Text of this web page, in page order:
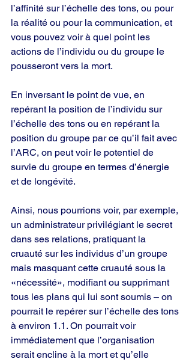
l’affinité sur l’échelle des tons, ou pour
la réalité ou pour la communication, et
vous pouvez voir à quel point les
actions de l’individu ou du groupe le
pousseront vers la mort.
En inversant le point de vue, en
repérant la position de l’individu sur
l’échelle des tons ou en repérant la
position du groupe par ce qu’il fait avec
l’ARC, on peut voir le potentiel de
survie du groupe en termes d’énergie
et de longévité.
Ainsi, nous pourrions voir, par exemple,
un administrateur privilégiant le secret
dans ses relations, pratiquant la
cruauté sur les individus d’un groupe
mais masquant cette cruauté sous la
«nécessité», modifiant ou supprimant
tous les plans qui lui sont soumis – on
pourrait le repérer sur l’échelle des tons
à environ 1.1. On pourrait voir
immédiatement que l’organisation
serait encline à la mort et qu’elle